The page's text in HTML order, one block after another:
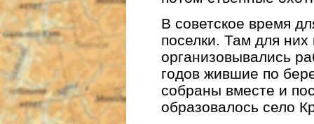
В советское время
поселки. Там для
организовывались
годов жившие по
собраны вместе и
образовалось село